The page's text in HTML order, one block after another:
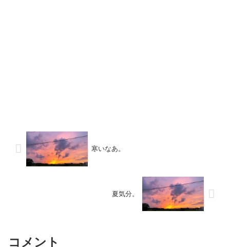
寒いなあ。
夏気分。
コメント